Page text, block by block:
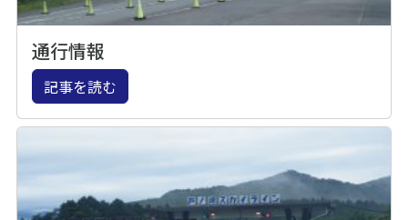
通行情報
記事を読む